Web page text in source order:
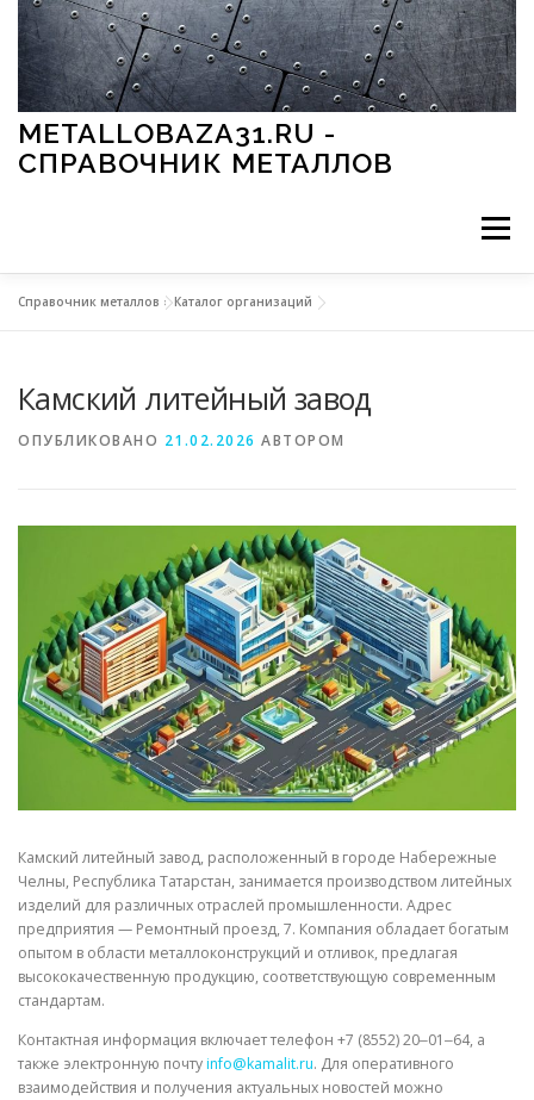
Перейти к содержимому
METALLOBAZA31.RU -
СПРАВОЧНИК МЕТАЛЛОВ
Меню
МЕТАЛЛЫ И ОКРУЖАЮЩАЯ СРЕДА
СВОЙСТВА МЕТАЛЛОВ СОРТА МЕТАЛЛОВ
СТАТЬИ
Справочник металлов »Каталог организаций
Камский литейный завод
ОПУБЛИКОВАНО 21.02.2026 АВТОРОМ
Камский литейный завод, расположенный в городе Набережные
Челны, Республика Татарстан, занимается производством литейных
изделий для различных отраслей промышленности. Адрес
предприятия — Ремонтный проезд, 7. Компания обладает богатым
опытом в области металлоконструкций и отливок, предлагая
высококачественную продукцию, соответствующую современным
стандартам.
Контактная информация включает телефон +7 (8552) 20‒01‒64, а
также электронную почтуinfo@kamalit.ru. Для оперативного
взаимодействия и получения актуальных новостей можно